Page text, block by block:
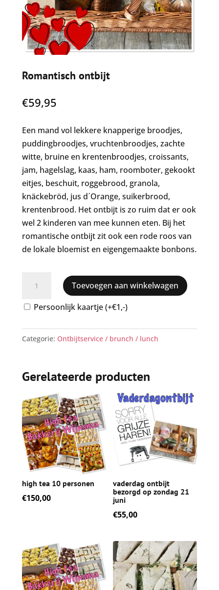
Romantisch ontbijt
€59,95
Een mand vol lekkere knapperige broodjes,
puddingbroodjes, vruchtenbroodjes, zachte
witte, bruine en krentenbroodjes, croissants,
jam, hagelslag, kaas, ham, roomboter, gekookt
eitjes, beschuit, roggebrood, granola,
knäckebröd, jus d΄Orange, suikerbrood,
krentenbrood. Het ontbijt is zo ruim dat er ook
wel 2 kinderen van mee kunnen eten. Bij het
romantische ontbijt zit ook een rode roos van
de lokale bloemist en eigengemaakte bonbons.
Romantisch
ontbijt
aantal
Toevoegen aan winkelwagen
Persoonlijk kaartje (+€1,-)
Categorie: Ontbijtservice / brunch / lunch
Gerelateerde producten
high tea 10 personen
€150,00
vaderdag ontbijt
bezorgd op zondag 21
juni
€55,00